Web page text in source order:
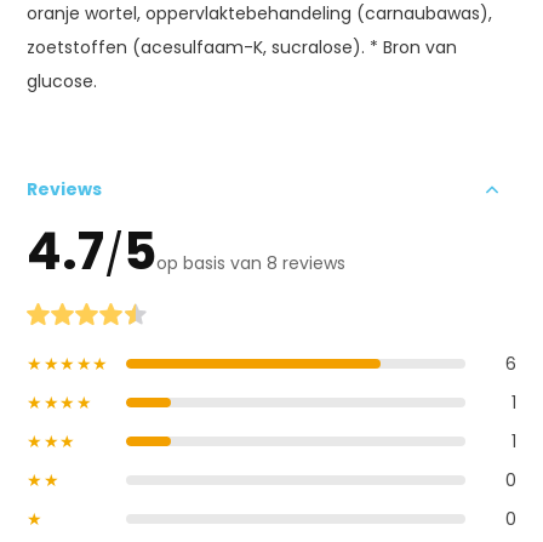
oranje wortel, oppervlaktebehandeling (carnaubawas),
zoetstoffen (acesulfaam-K, sucralose). * Bron van
glucose.
Reviews
4.7/5op basis van 8 reviews
★★★★★
6
★★★★
1
★★★
1
★★
0
★
0